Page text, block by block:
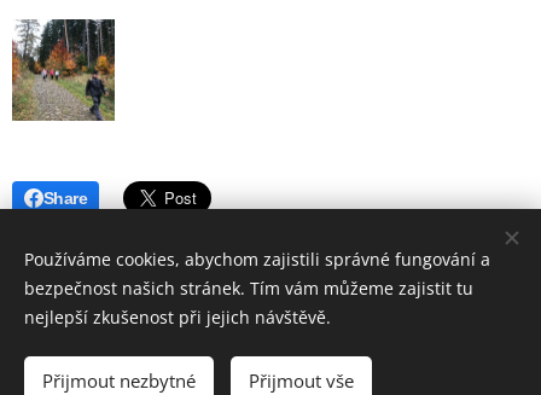
Share
© 2019 Hostinec u nádraží Červenka | Všechna práva vyhrazena
Používáme cookies, abychom zajistili správné fungování a
bezpečnost našich stránek. Tím vám můžeme zajistit tu
nejlepší zkušenost při jejich návštěvě.
Přijmout nezbytné Přijmout vše